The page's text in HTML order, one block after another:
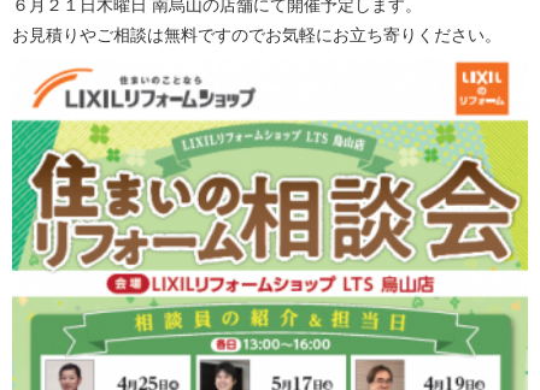
６月２１日木曜日 南烏山の店舗にて開催予定します。
お見積りやご相談は無料ですのでお気軽にお立ち寄りください。